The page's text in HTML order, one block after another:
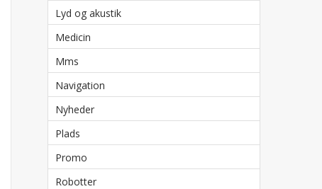
Lyd og akustik
Medicin
Mms
Navigation
Nyheder
Plads
Promo
Robotter